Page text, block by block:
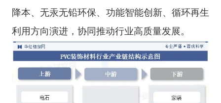
降本、无汞无铅环保、功能智能创新、循环再生
利用方向演进，协同推动行业高质量发展。